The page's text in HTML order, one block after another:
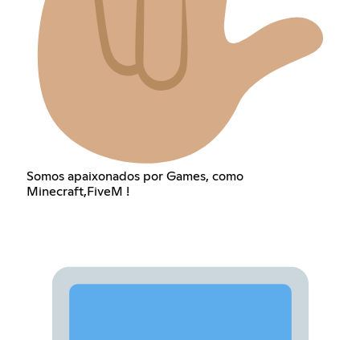
Somos apaixonados por Games, como
Minecraft,FiveM !